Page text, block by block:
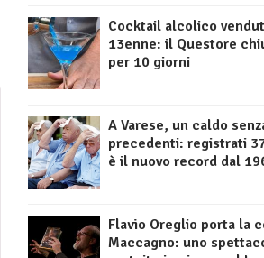
Cocktail alcolico
13enne: il Questore
per 10 giorni
A Varese, un caldo
precedenti: registrati
è il nuovo record dal
Flavio Oreglio porta la
Maccagno: uno